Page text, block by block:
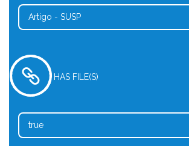
Artigo - SUSP
HAS FILE(S)
true